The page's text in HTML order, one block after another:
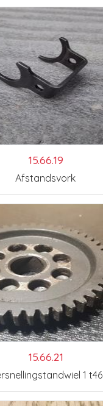
15.66.19
Afstandsvork
15.66.21
1 t46